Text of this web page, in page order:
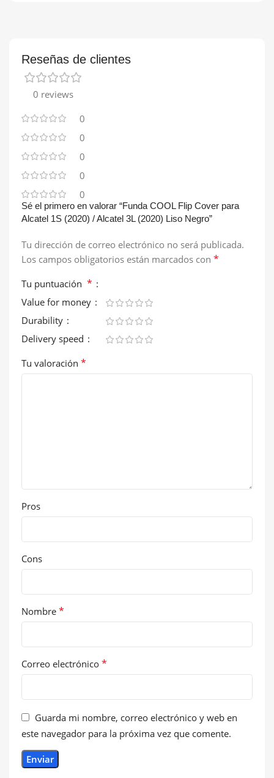
Reseñas de clientes
0 reviews
0
0
0
0
0
Sé el primero en valorar “Funda COOL Flip Cover para
Alcatel 1S (2020) / Alcatel 3L (2020) Liso Negro”
Tu dirección de correo electrónico no será publicada.
Los campos obligatorios están marcados con *
Tu puntuación *
Value for money
Durability
Delivery speed
Tu valoración *
Pros
Cons
Nombre *
Correo electrónico *
Guarda mi nombre, correo electrónico y web en
este navegador para la próxima vez que comente.